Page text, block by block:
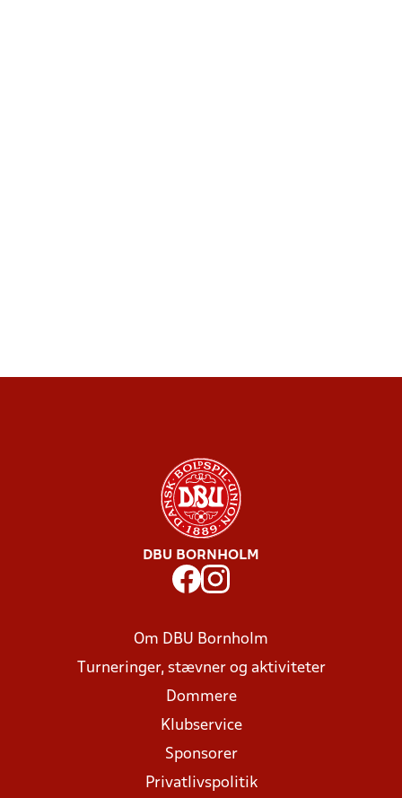
DBU BORNHOLM
Om DBU Bornholm
Turneringer, stævner og aktiviteter
Dommere
Klubservice
Sponsorer
Privatlivspolitik